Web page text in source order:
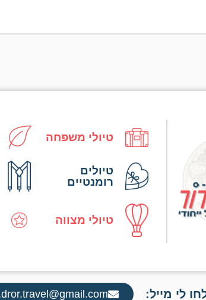
טיולי משפחה
טיולים
רומנטיים
טיולי מצווה
לי מייל: